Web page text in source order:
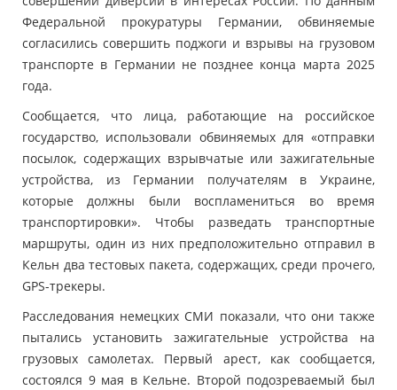
Федеральной прокуратуры Германии, обвиняемые
согласились совершить поджоги и взрывы на грузовом
транспорте в Германии не позднее конца марта 2025
года.
Сообщается, что лица, работающие на российское
государство, использовали обвиняемых для «отправки
посылок, содержащих взрывчатые или зажигательные
устройства, из Германии получателям в Украине,
которые должны были воспламениться во время
транспортировки». Чтобы разведать транспортные
маршруты, один из них предположительно отправил в
Кельн два тестовых пакета, содержащих, среди прочего,
GPS-трекеры.
Расследования немецких СМИ показали, что они также
пытались установить зажигательные устройства на
грузовых самолетах. Первый арест, как сообщается,
состоялся 9 мая в Кельне. Второй подозреваемый был